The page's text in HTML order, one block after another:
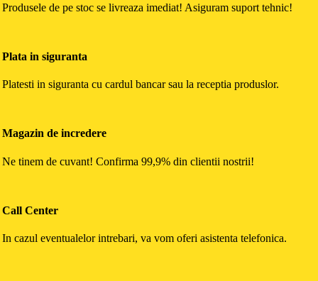
Produsele de pe stoc se livreaza imediat! Asiguram suport tehnic!
Plata in siguranta
Platesti in siguranta cu cardul bancar sau la receptia produslor.
Magazin de incredere
Ne tinem de cuvant! Confirma 99,9% din clientii nostrii!
Call Center
In cazul eventualelor intrebari, va vom oferi asistenta telefonica.